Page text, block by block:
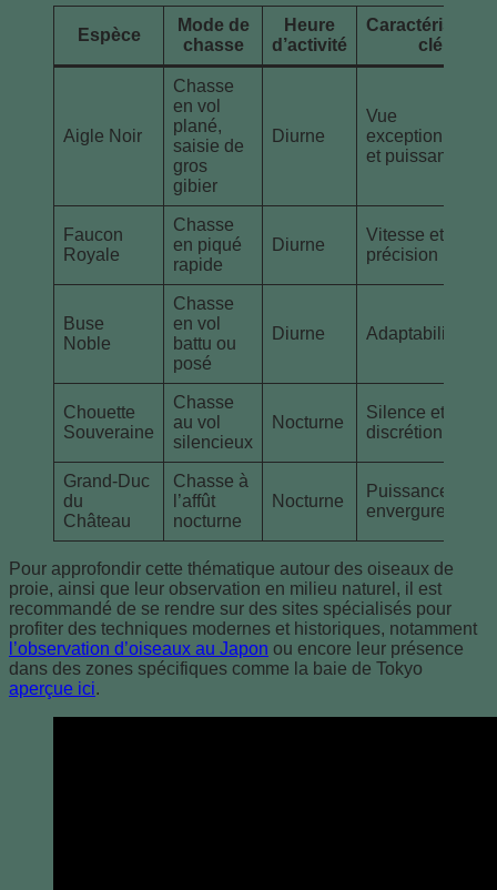
Espèce
Mode de
chasse
Heure
d’activité
Caractéristique
clé
Aigle Noir
Chasse
en vol
plané,
saisie de
gros
gibier
Diurne
Vue
exceptionnelle
et puissance
Faucon
Royale
Chasse
en piqué
rapide
Diurne
Vitesse et
précision
Buse
Noble
Chasse
en vol
battu ou
posé
Diurne Adaptabilité
Chouette
Souveraine
Chasse
au vol
silencieux
Nocturne
Silence et
discrétion
Grand-Duc
du
Château
Chasse à
l’affût
nocturne
Nocturne
Puissance et
envergure
Pour approfondir cette thématique autour des oiseaux de
proie, ainsi que leur observation en milieu naturel, il est
recommandé de se rendre sur des sites spécialisés pour
profiter des techniques modernes et historiques, notamment
l’observation d’oiseaux au Japon ou encore leur présence
dans des zones spécifiques comme la baie de Tokyo
aperçue ici.